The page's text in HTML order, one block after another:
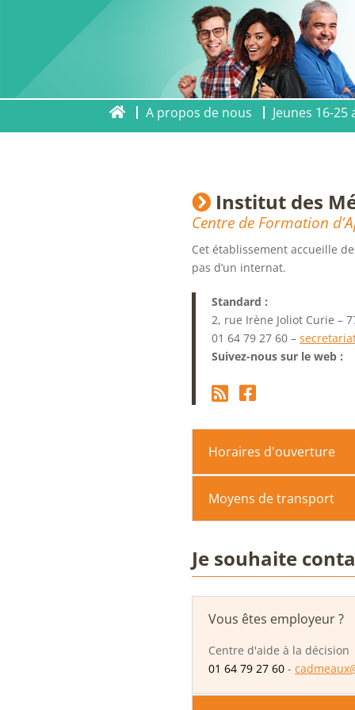
A propos de nous Jeunes 16-25
Institut des
Centre de Formation
Cet établissement accueille
pas d’un internat.
Standard :
2, rue Irène Joliot Curie –
01 64 79 27 60 –
Suivez-nous sur le web :
Horaires d'ouverture
Moyens de transport
Je souhaite
Vous êtes employeur ?
Centre d'aide à la décision
01 64 79 27 60-